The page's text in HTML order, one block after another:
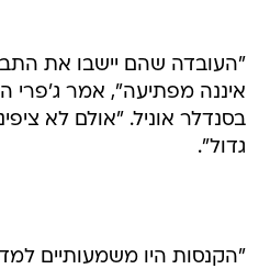
"העובדה שהם יישבו את
איננה מפתיעה", אמר ג'פרי
בסנדלר אוניל. "אולם לא
גדול".
"הקנסות היו משמעותיים